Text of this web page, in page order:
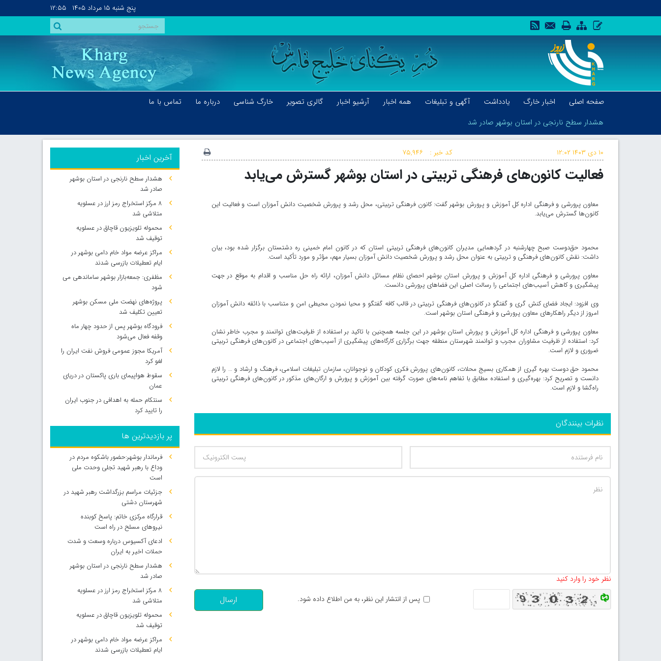
پنج شنبه ۱۵ مرداد ۱۴۰۵ ۱۲:۵۵
صفحه اصلی اخبار خارگ یادداشت آگهی و تبلیغات همه اخبار آرشیو اخبار گالری تصویر خارگ شناسی درباره ما
تماس با ما
هشدار سطح نارنجی در استان بوشهر صادر شد
هشدار سطح نارنجی در استان بوشهر صادر شد
کد خبر : ۷۵,۹۴۶ ۱۰ دی ۱۴۰۳ ۱۲:۰۲
فعالیت کانون‌های فرهنگی تربیتی در استان بوشهر گسترش می‌یابد
معاون پرورشی و فرهنگی اداره کل آموزش و پرورش بوشهر گفت: کانون فرهنگی تربیتی، محل رشد و پرورش شخصیت دانش آموزان است و فعالیت این
کانون‌ها گسترش می‌یابد.
محمود حق‌دوست صبح چهارشنبه در گردهمایی مدیران کانون‌های فرهنگی تربیتی استان که در کانون امام خمینی ره دشتستان برگزار شده بود، بیان
داشت: نقش کانون‌های فرهنگی و تربیتی به عنوان محل رشد و پرورش شخصیت دانش آموزان بسیار مهم، مؤثر و مورد تأکید است.
معاون پرورشی و فرهنگی اداره کل آموزش و پرورش استان بوشهر احصای نظام مسائل دانش آموزان، ارائه راه حل مناسب و اقدام به موقع در جهت
پیشگیری و کاهش آسیب‌های اجتماعی را رسالت اصلی این فضاهای پرورشی دانست.
وی افزود: ایجاد فضای کنش گری و گفتگو در کانون‌های فرهنگی تربیتی در قالب کافه گفتگو و محیا نمودن محیطی امن و متناسب با ذائقه دانش آموزان
امروز از دیگر راهکارهای معاون پرورشی و فرهنگی استان بوشهر است.
معاون پرورشی و فرهنگی اداره کل آموزش و پرورش استان بوشهر در این جلسه همچنین با تاکید بر استفاده از ظرفیت‌های توانمند و مجرب خاطر نشان
کرد: استفاده از ظرفیت مشاوران مجرب و توانمند شهرستان منطقه جهت برگزاری کارگاه‌های پیشگیری از آسیب‌های اجتماعی در کانون‌های فرهنگی تربیتی
ضروری و لازم است.
محمود حق دوست بهره گیری از همکاری بسیج محلات، کانون‌های پرورش فکری کودکان و نوجوانان، سازمان تبلیغات اسلامی، فرهنگ و ارشاد و … را لازم
دانست و تصریح کرد: بهره‌گیری و استفاده مطابق با تفاهم نامه‌های صورت گرفته بین آموزش و پرورش و ارگان‌های مذکور در کانون‌های فرهنگی تربیتی
راه‌گشا و لازم است.
نظرات بینندگان
نظر خود را وارد کنید
پس از انتشار این نظر، به من اطلاع داده شود.
ارسال
آخرین اخبار
هشدار سطح نارنجی در استان بوشهر
صادر شد
۸ مرکز استخراج رمز ارز در عسلویه
متلاشی شد
محموله تلویزیون قاچاق در عسلویه
توقیف شد
مراکز عرضه مواد خام دامی بوشهر در
ایام تعطیلات بازرسی شدند
مظفری: جمعه‌بازار بوشهر ساماندهی می‌
شود
پروژه‌های نهضت ملی مسکن بوشهر
تعیین تکلیف شد
فرودگاه بوشهر پس از حدود چهار ماه
وقفه فعال می‌شود
آمریکا مجوز عمومی فروش نفت ایران را
لغو کرد
سقوط هواپیمای باری پاکستان در دریای
عمان
سنتکام حمله به اهدافی در جنوب ایران
را تایید کرد
پر بازدیدترین ها
فرماندار بوشهر:حضور باشکوه مردم در
وداع با رهبر شهید تجلی وحدت ملی
است
جزئیات مراسم بزرگداشت رهبر شهید در
شهرستان دشتی
قرارگاه مرکزی خاتم: پاسخ کوبنده
نیروهای مسلح در راه است
ادعای آکسیوس درباره وسعت و شدت
حملات اخیر به ایران
هشدار سطح نارنجی در استان بوشهر
صادر شد
۸ مرکز استخراج رمز ارز در عسلویه
متلاشی شد
محموله تلویزیون قاچاق در عسلویه
توقیف شد
مراکز عرضه مواد خام دامی بوشهر در
ایام تعطیلات بازرسی شدند